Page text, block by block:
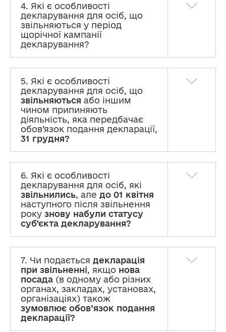
4. Які є особливості
декларування для осіб, що
звільняються у період
щорічної кампанії
декларування?
5. Які є особливості
декларування для осіб, що
звільняються або іншим
чином припиняють
діяльність, яка передбачає
обов’язок подання декларації,
31 грудня?
6. Які є особливості
декларування для осіб, які
звільнились, але до 01 квітня
наступного після звільнення
року знову набули статусу
суб’єкта декларування?
7. Чи подається декларація
при звільненні, якщо нова
посада (в одному або різних
органах, закладах, установах,
організаціях) також
зумовлює обов’язок подання
декларації?